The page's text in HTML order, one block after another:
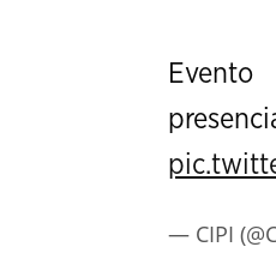
Evento
— CIPI